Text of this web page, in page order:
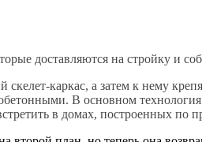
доставляются на стройку и
каркас, а затем к нему
В основном технология
в домах, построенных по